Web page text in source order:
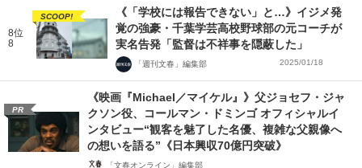
8位
8
SCOOP!
《「学校には報告できない」と…》イジメ発
覚の強豪・千葉学芸高校野球部の元コーチが
実名告発「監督は不祥事を隠蔽した」
「週刊文春」編集部 2025/01/18
PR
《映画『Michael／マイケル』》父ジョセフ・ジャ
クソン役、コールマン・ドミンゴ オフィシャルイ
ンタビュー“観客を魅了した名優、複雑な父親像へ
の想いを語る”《日本興収70億円突破》
「文春オンライン」編集部